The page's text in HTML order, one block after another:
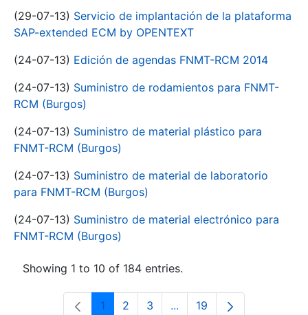
(29-07-13) Servicio de implantación de la plataforma
SAP-extended ECM by OPENTEXT
(24-07-13) Edición de agendas FNMT-RCM 2014
(24-07-13) Suministro de rodamientos para FNMT-
RCM (Burgos)
(24-07-13) Suministro de material plástico para
FNMT-RCM (Burgos)
(24-07-13) Suministro de material de laboratorio
para FNMT-RCM (Burgos)
(24-07-13) Suministro de material electrónico para
FNMT-RCM (Burgos)
Showing 1 to 10 of 184 entries.
Page
1 Page
2 Page
3 ...Intermediate Pages Use
Page
19